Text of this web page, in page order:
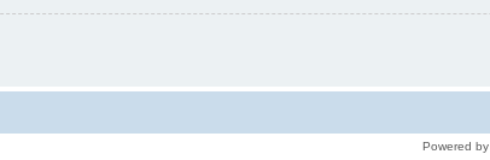
Powered by